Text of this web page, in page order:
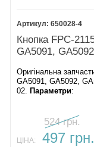
650028-4
Кнопка FPC-
GA5091, GA5092
Оригінальна
GA5091, GA5092,
02. Параметри:
524 грн.
ЦІНА: 497 грн.